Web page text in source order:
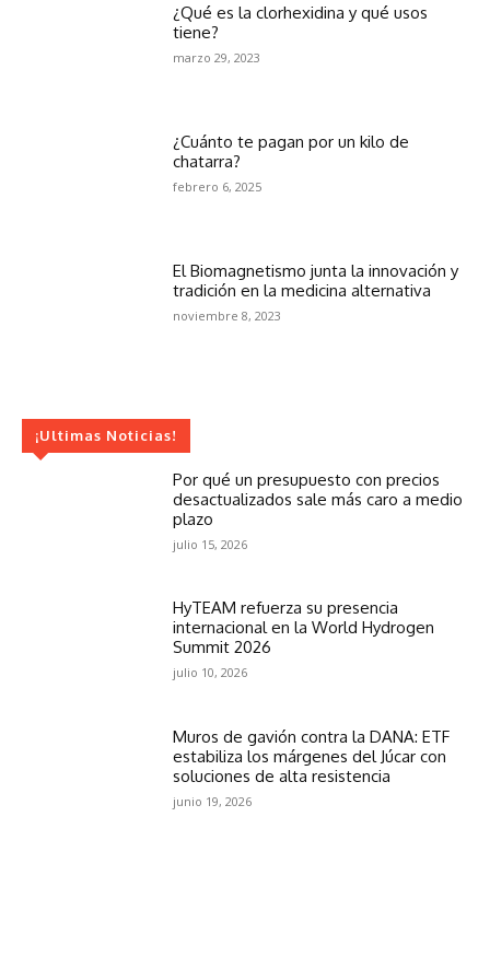
¿Qué es la clorhexidina y qué usos
tiene?
marzo 29, 2023
¿Cuánto te pagan por un kilo de
chatarra?
febrero 6, 2025
El Biomagnetismo junta la innovación y
tradición en la medicina alternativa
noviembre 8, 2023
¡Ultimas Noticias!
Por qué un presupuesto con precios
desactualizados sale más caro a medio
plazo
julio 15, 2026
HyTEAM refuerza su presencia
internacional en la World Hydrogen
Summit 2026
julio 10, 2026
Muros de gavión contra la DANA: ETF
estabiliza los márgenes del Júcar con
soluciones de alta resistencia
junio 19, 2026